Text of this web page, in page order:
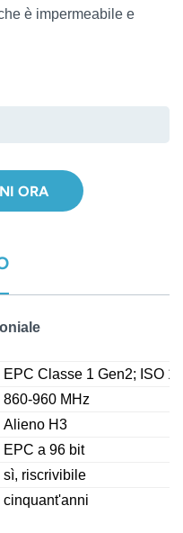
è impermeabile e
ORA
EPC Classe 1 Gen2; ISO
860-960 MHz
Alieno H3
EPC a 96 bit
sì, riscrivibile
cinquant'anni